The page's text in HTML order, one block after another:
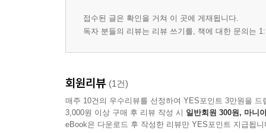
접수된 글은 확인을 거쳐 이 곳에 게재됩니다.
독자 분들의 리뷰는 리뷰 쓰기를, 책에 대한 문의는
회원리뷰 (1건)
매주 10건의 우수리뷰를 선정하여 YES포인트 3만원을 드
3,000원 이상 구매 후 리뷰 작성 시 일반회원 300원, 마니
eBook은 다운로드 후 작성한 리뷰만 YES포인트 지급됩니